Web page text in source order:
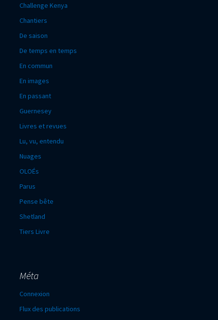
Challenge Kenya
Chantiers
De saison
De temps en temps
En commun
En images
En passant
Guernesey
Livres et revues
Lu, vu, entendu
Nuages
OLOÉs
Parus
Pense bête
Shetland
Tiers Livre
Méta
Connexion
Flux des publications